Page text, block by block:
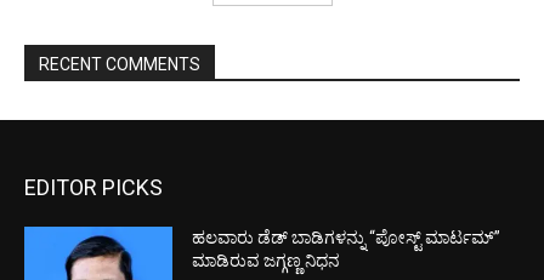
RECENT COMMENTS
EDITOR PICKS
ಹಲವಾರು ಡೆಡ್ ಬಾಡಿಗಳನ್ನು “ಪೋಸ್ಟ್ ಮಾರ್ಟಮ್”
ಮಾಡಿರುವ ಜಗ್ಗಣ್ಣ ನಿಧನ